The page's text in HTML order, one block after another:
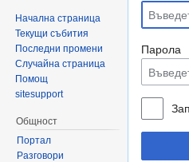
Парола
Начална страница
Текущи събития
Последни промени
Случайна страница
Помощ
sitesupport
Общност
Портал
Разговори